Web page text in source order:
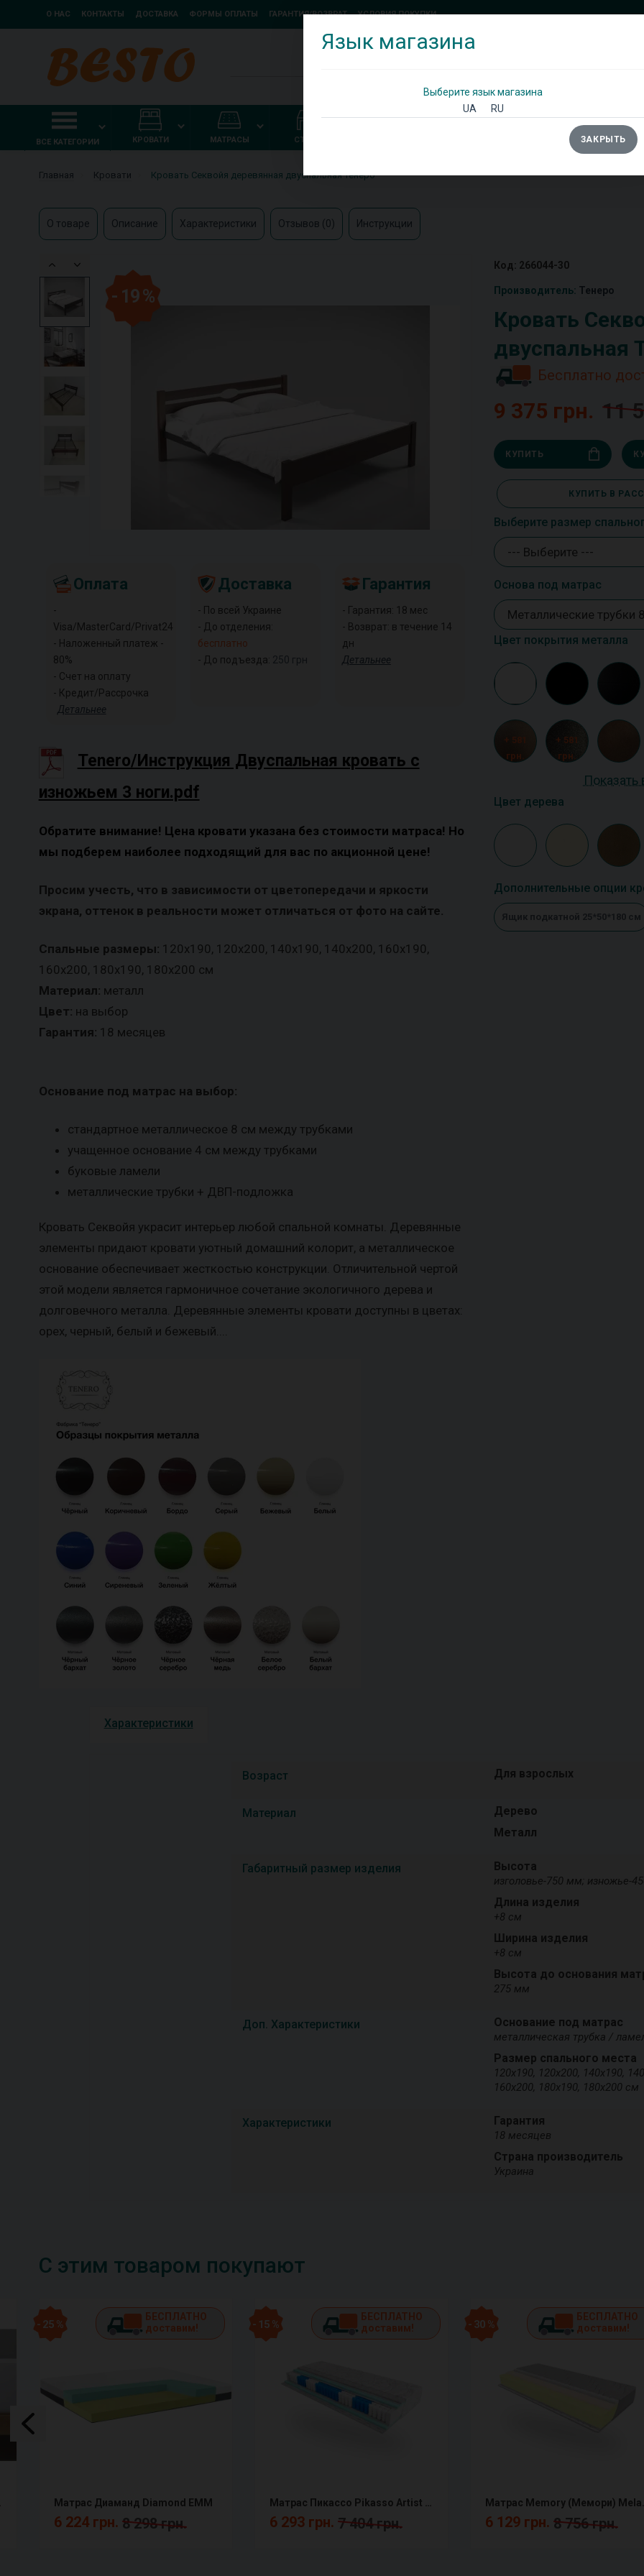
О НАС КОНТАКТЫ ДОСТАВКА ФОРМЫ ОПЛАТЫ ГАРАНТИЯ/ВОЗВРАТ УСЛОВИЯ ПОКУПКИ
ВСЕ КАТЕГОРИИ КРОВАТИ МАТРАСЫ СТОЛЫ ТУМБЫ/КОМОДЫ
Главная Кровати Кровать Секвойя деревянная двуспальная Тенеро
Язык магазина
Выберите язык магазина
UA
RU
ЗАКРЫТЬ
О товаре Описание Характеристики Отзывов (0) Инструкции
- 19 %
Оплата
-
Visa/MasterCard/Privat24
- Наложенный платеж -
80%
- Счет на оплату
- Кредит/Рассрочка
Детальнее
Доставка
- По всей Украине
- До отделения:
бесплатно
- До подъезда: 250 грн
Гарантия
- Гарантия: 18 мес
- Возврат: в течение 14
дн
Детальнее
Tenero/Инструкция Двуспальная кровать с
изножьем 3 ноги.pdf
Обратите внимание! Цена кровати указана без стоимости матраса! Но
мы подберем наиболее подходящий для вас по акционной цене!
Просим учесть, что в зависимости от цветопередачи и яркости
экрана, оттенок в реальности может отличаться от фото на сайте.
Спальные размеры: 120х190, 120х200, 140х190, 140х200, 160х190,
160х200, 180х190, 180х200 см
Материал: металл
Цвет: на выбор
Гарантия: 18 месяцев
Основание под матрас на выбор:
стандартное металлическое 8 см между трубками
учащенное основание 4 см между трубками
буковые ламели
металлические трубки + ДВП-подложка
Кровать Секвойя украсит интерьер любой спальной комнаты. Деревянные
элементы придают кровати уютный домашний колорит, а металлическое
основание обеспечивает жесткостью конструкции. Отличительной чертой
этой модели является гармоничное сочетание экологичного дерева и
долговечного металла. Деревянные элементы кровати доступны в цветах:
орех, черный, белый и бежевый....
Код: 266044-30
Производитель: Тенеро
Кровать
двуспальная
Бесплатно
9 375 грн. 11
КУПИТЬ
КУПИТЬ В
Выберите размер
--- Выберите ---
Основа под матрас
Металлические трубки
Цвет покрытия металла
+ 581
грн.
+ 581
грн.
Показать
Цвет дерева
Дополнительные опции
Ящик подкатной 25*50*180 см
Характеристики
Возраст Для взрослых
Материал
Дерево
Металл
Габаритный размер изделия Высота
изголовье-750 мм; изножье-
Длина изделия
+8 см
Ширина изделия
+8 см
Высота до основания
275 мм
Доп. Характеристики Основание под матрас
металлическая трубка /
Размер спального места
120х190, 120х200, 140х190,
160х200, 180х190, 180х200 см
Характеристики Гарантия
18 месяцев
Страна производитель
Украина
С этим товаром покупают
AF
- 25 %
БЕСПЛАТНО
доставим!
Матрас Диаманд Diamond ЕММ
6 224 грн. 8 298 грн.
- 15 %
БЕСПЛАТНО
доставим!
Матрас Пикассо Pikasso Artist ЕММ
6 293 грн. 7 404 грн.
- 30 %
БЕСПЛАТНО
доставим!
6 129 грн. 8 756 грн.